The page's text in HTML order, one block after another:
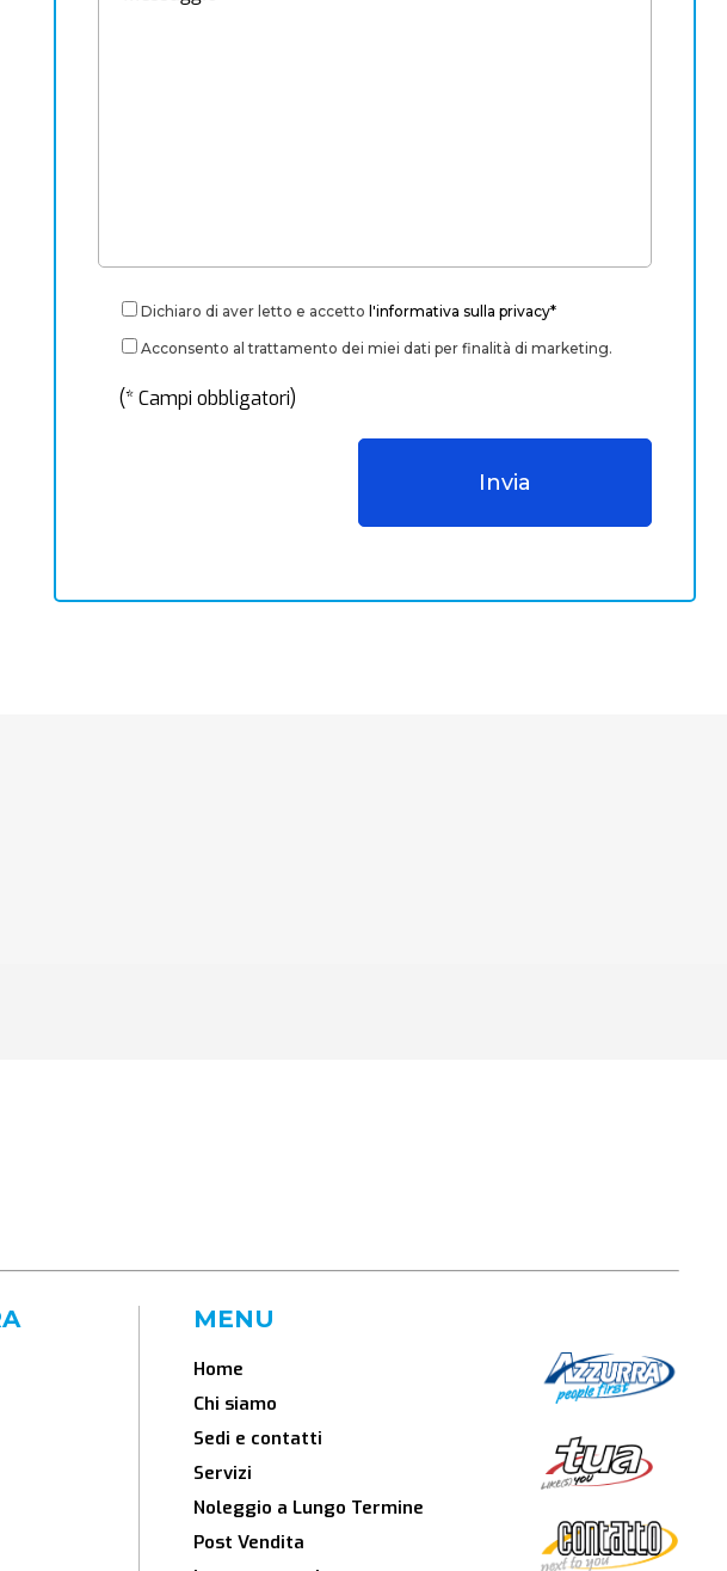
Dichiaro di aver letto e accetto l'informativa sulla privacy*
Acconsento al trattamento dei miei dati per finalità di marketing.
(* Campi obbligatori)
MENU
Home
Chi siamo
Sedi e contatti
Servizi
Noleggio a Lungo Termine
Post Vendita